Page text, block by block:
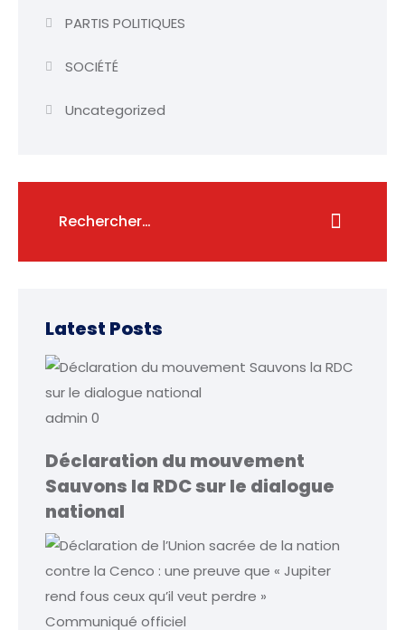
PARTIS POLITIQUES
SOCIÉTÉ
Uncategorized
Latest Posts
admin 0
Déclaration du mouvement
Sauvons la RDC sur le dialogue
national